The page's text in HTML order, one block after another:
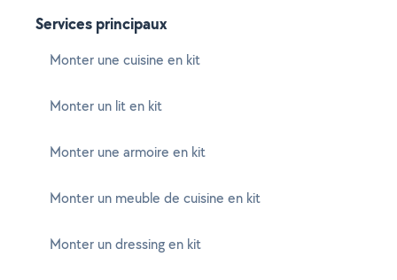
Services principaux
Monter une cuisine en kit
Monter un lit en kit
Monter une armoire en kit
Monter un meuble de cuisine en kit
Monter un dressing en kit